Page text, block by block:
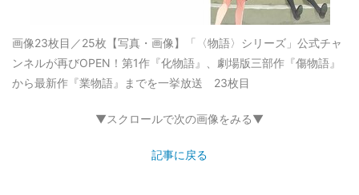
画像23枚目／25枚 【写真・画像】「〈物語〉シリーズ」公式チャ
ンネルが再びOPEN！第1作『化物語』、劇場版三部作『傷物語』
から最新作『業物語』までを一挙放送 23枚目
▼スクロールで次の画像をみる▼
記事に戻る